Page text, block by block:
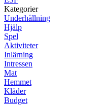
Kategorier
Underhållning
Hjälp
Spel
Aktiviteter
Inlärning
Intressen
Mat
Hemmet
Kläder
Budget